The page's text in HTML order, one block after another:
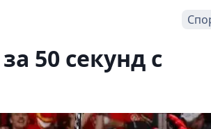
50 секунд с